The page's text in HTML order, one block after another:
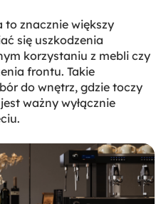
to znacznie większy
się uszkodzenia
korzystaniu z mebli czy
frontu. Takie
do wnętrz, gdzie toczy
ważny wyłącznie